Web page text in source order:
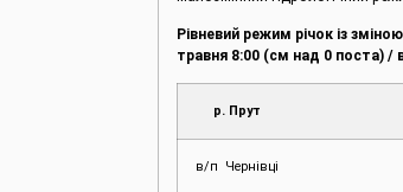
Рівневий режим річок із
травня 8:00 (см над 0 поста) /
р. Прут
в/п Чернівці